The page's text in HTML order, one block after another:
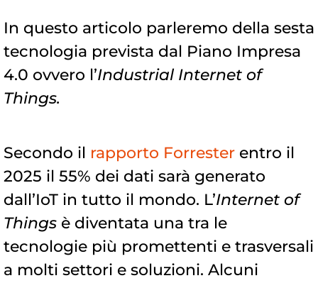
In questo articolo parleremo della sesta
tecnologia prevista dal Piano Impresa
4.0 ovvero l’Industrial Internet of
Things.
Secondo il rapporto Forrester entro il
2025 il 55% dei dati sarà generato
dall’IoT in tutto il mondo. L’Internet of
Things è diventata una tra le
tecnologie più promettenti e trasversali
a molti settori e soluzioni. Alcuni